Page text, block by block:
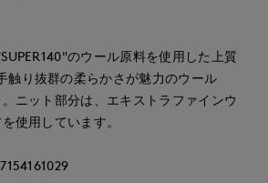
のウール原料を使用した上質
触り抜群の柔らかさが魅力のウール
ニット部分は、エキストラファインウ
使用しています。